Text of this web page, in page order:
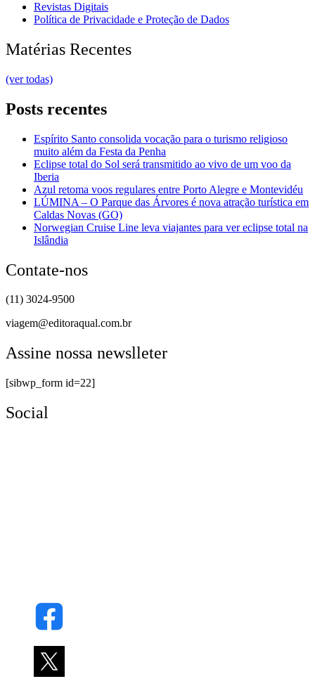
Revistas Digitais
Política de Privacidade e Proteção de Dados
Matérias Recentes
(ver todas)
Posts recentes
Espírito Santo consolida vocação para o turismo religioso
muito além da Festa da Penha
Eclipse total do Sol será transmitido ao vivo de um voo da
Iberia
Azul retoma voos regulares entre Porto Alegre e Montevidéu
LÚMINA – O Parque das Árvores é nova atração turística em
Caldas Novas (GO)
Norwegian Cruise Line leva viajantes para ver eclipse total na
Islândia
Contate-nos
(11) 3024-9500
viagem@editoraqual.com.br
Assine nossa newslleter
[sibwp_form id=22]
Social